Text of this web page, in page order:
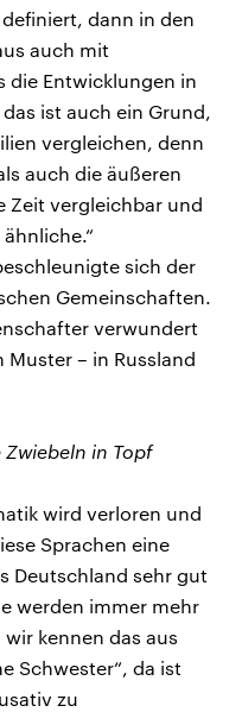
dann in den
auch mit
die Entwicklungen in
ist auch ein Grund,
vergleichen, denn
auch die äußeren
Zeit vergleichbar und
sich der
Gemeinschaften.
verwundert
– in Russland
in Topf
wird verloren und
Sprachen eine
Deutschland sehr gut
werden immer mehr
kennen das aus
Schwester“, da ist
zu